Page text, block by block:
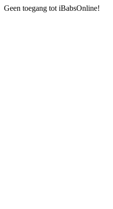
Geen toegang tot iBabsOnline!